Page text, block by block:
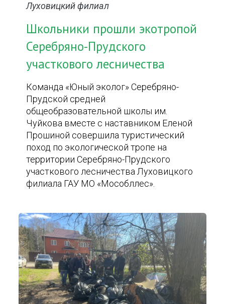
Луховицкий филиал
Школьники прошли экотропой
Серебряно-Прудского
участкового лесничества
Команда «Юный эколог» Серебряно-
Прудской средней
общеобразовательной школы им.
Чуйкова вместе с наставником Еленой
Прошиной совершила туристический
поход по экологической тропе на
территории Серебряно-Прудского
участкового лесничества Луховицкого
филиала ГАУ МО «Мособллес».